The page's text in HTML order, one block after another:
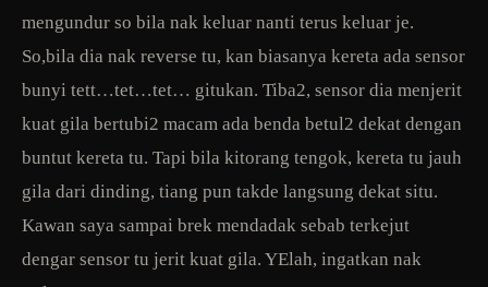
mengundur so bila nak keluar nanti terus keluar je.
So,bila dia nak reverse tu, kan biasanya kereta ada sensor
bunyi tett…tet…tet… gitukan. Tiba2, sensor dia menjerit
kuat gila bertubi2 macam ada benda betul2 dekat dengan
buntut kereta tu. Tapi bila kitorang tengok, kereta tu jauh
gila dari dinding, tiang pun takde langsung dekat situ.
Kawan saya sampai brek mendadak sebab terkejut
dengar sensor tu jerit kuat gila. YElah, ingatkan nak